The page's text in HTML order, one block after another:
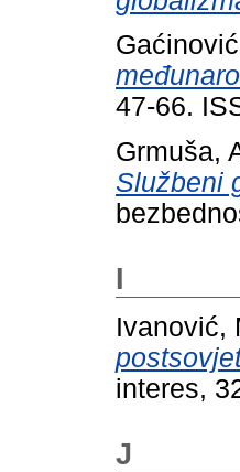
47-66.
Grmuša,
Službeni
I
Ivanović,
interes,
J